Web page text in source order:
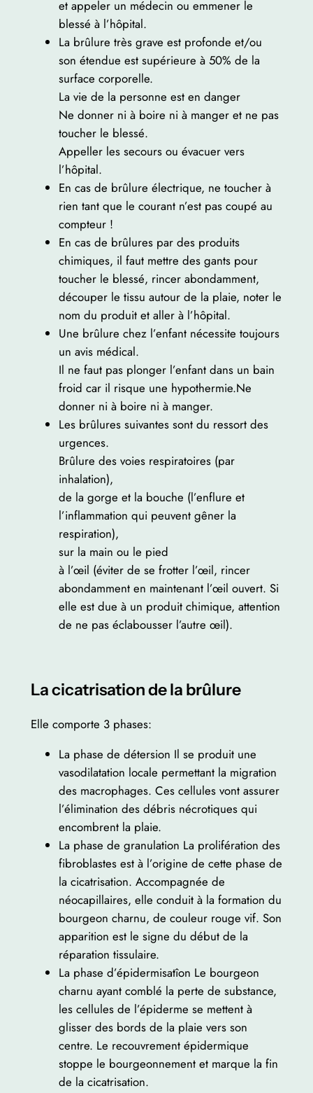
et appeler un médecin ou emmener le
blessé à l’hôpital.
La brûlure très grave est profonde et/ou
son étendue est supérieure à 50% de la
surface corporelle.
La vie de la personne est en danger
Ne donner ni à boire ni à manger et ne pas
toucher le blessé.
Appeller les secours ou évacuer vers
l’hôpital.
En cas de brûlure électrique, ne toucher à
rien tant que le courant n’est pas coupé au
compteur !
En cas de brûlures par des produits
chimiques, il faut mettre des gants pour
toucher le blessé, rincer abondamment,
découper le tissu autour de la plaie, noter le
nom du produit et aller à l’hôpital.
Une brûlure chez l’enfant nécessite toujours
un avis médical.
Il ne faut pas plonger l’enfant dans un bain
froid car il risque une hypothermie.Ne
donner ni à boire ni à manger.
Les brûlures suivantes sont du ressort des
urgences.
Brûlure des voies respiratoires (par
inhalation),
de la gorge et la bouche (l’enflure et
l’inflammation qui peuvent gêner la
respiration),
sur la main ou le pied
à l’œil (éviter de se frotter l’œil, rincer
abondamment en maintenant l’œil ouvert. Si
elle est due à un produit chimique, attention
de ne pas éclabousser l’autre œil).
La cicatrisation de la brûlure
Elle comporte 3 phases:
La phase de détersion Il se produit une
vasodilatation locale permettant la migration
des macrophages. Ces cellules vont assurer
l’élimination des débris nécrotiques qui
encombrent la plaie.
La phase de granulation La prolifération des
fibroblastes est à l’origine de cette phase de
la cicatrisation. Accompagnée de
néocapillaires, elle conduit à la formation du
bourgeon charnu, de couleur rouge vif. Son
apparition est le signe du début de la
réparation tissulaire.
La phase d’épidermisatîon Le bourgeon
charnu ayant comblé la perte de substance,
les cellules de l’épiderme se mettent à
glisser des bords de la plaie vers son
centre. Le recouvrement épidermique
stoppe le bourgeonnement et marque la fin
de la cicatrisation.